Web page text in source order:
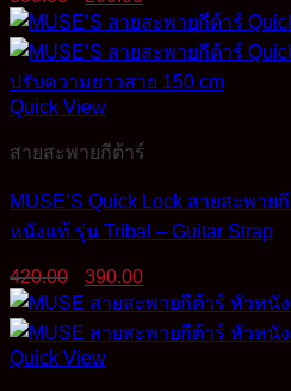
price
was:
390.00฿.
price
is:
200.00฿.
Quick View
สายสะพายกีต้าร์
MUSE’S Quick Lock สายสะพา
หนังแท้ รุ่น Tribal – Guitar Strap
420.00
Original
price
was:
420.00฿.
390.00
price
is:
390.00฿.
Quick View